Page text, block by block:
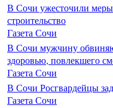
В Сочи ужесточили меры
строительство
Газета Сочи
В Сочи мужчину
здоровью, повлекшего
Газета Сочи
В Сочи Росгвардейцы
Газета Сочи